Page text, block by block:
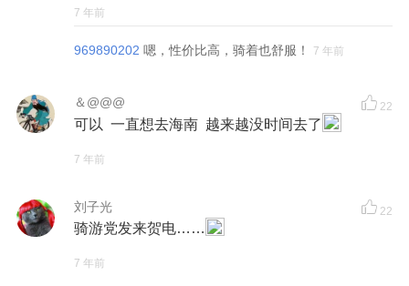
7 年前
969890202 嗯，性价比高，骑着也舒服！ 7 年前
＆@@@ 22
可以 一直想去海南 越来越没时间去了
7 年前
刘子光 22
骑游党发来贺电……
7 年前